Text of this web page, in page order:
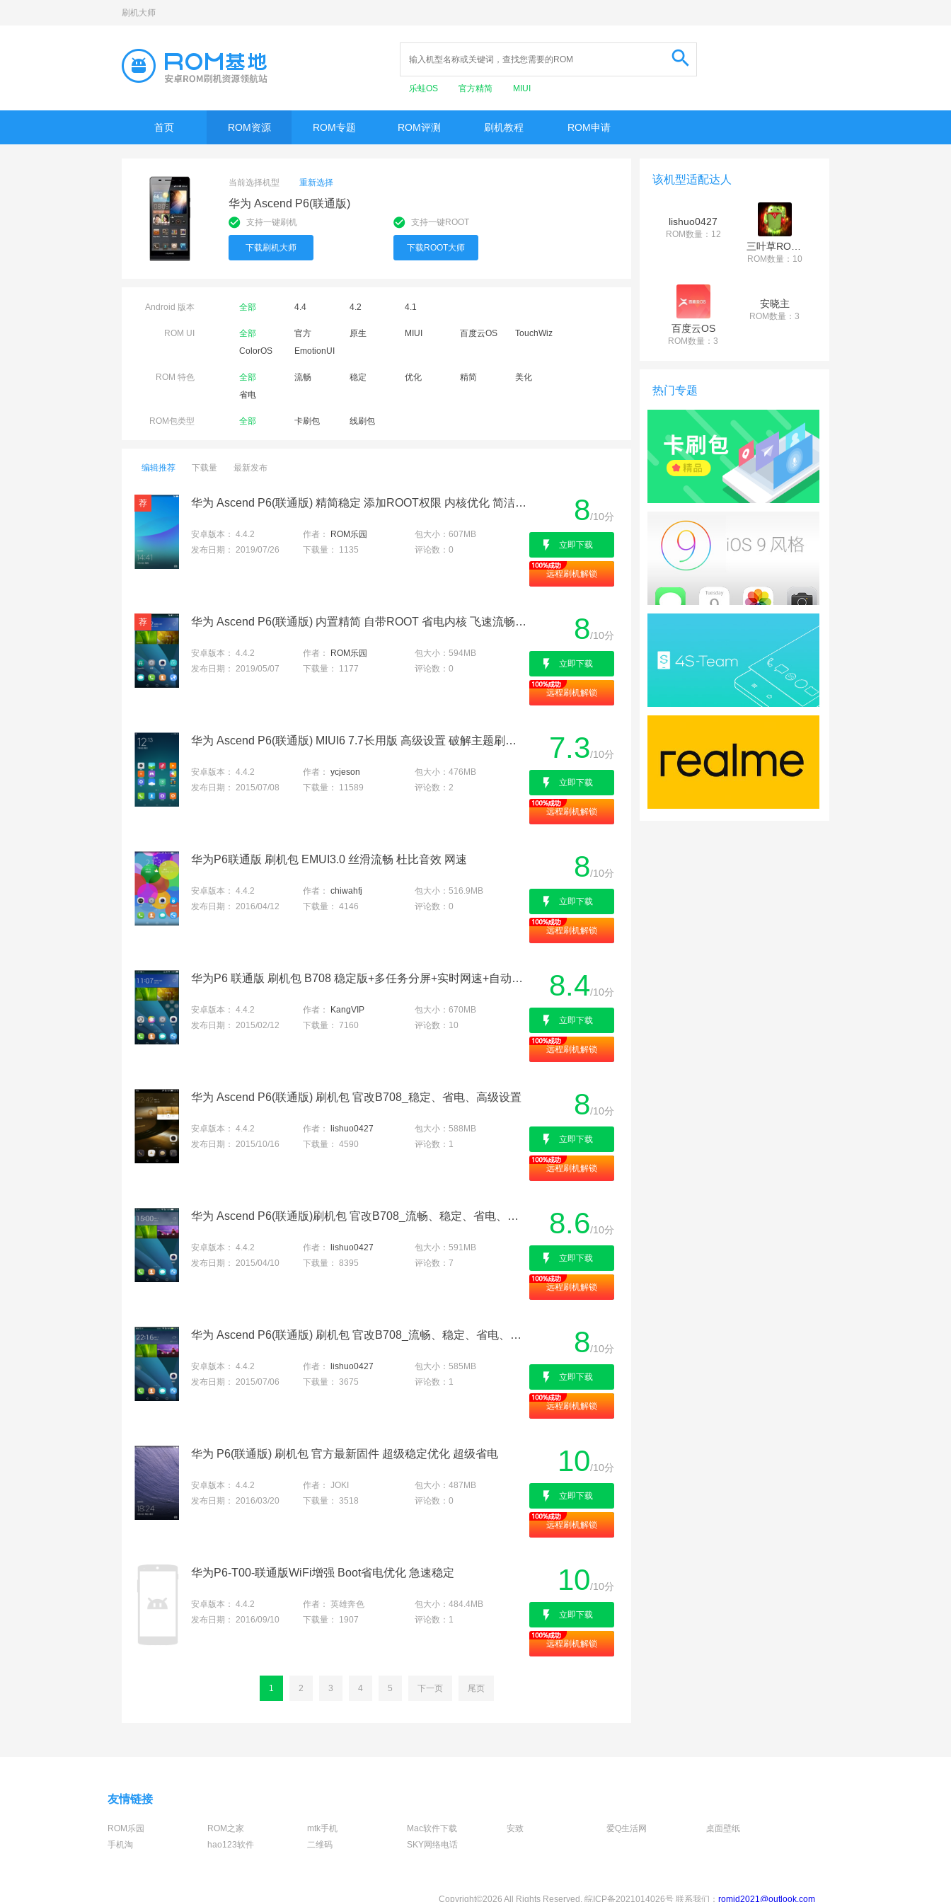
刷机大师
乐蛙OS 官方精简 MIUI
首页 ROM资源 ROM专题 ROM评测 刷机教程 ROM申请
当前选择机型 重新选择
华为 Ascend P6(联通版)
支持一键刷机
下载刷机大师
支持一键ROOT
下载ROOT大师
Android 版本 全部 4.4 4.2 4.1
ROM UI 全部 官方 原生 MIUI 百度云OS
TouchWiz
ColorOS
EmotionUI
ROM 特色 全部 流畅 稳定 优化 精简
美化
省电
ROM包类型 全部 卡刷包 线刷包
编辑推荐 下载量 最新发布
华为 Ascend P6(联通版) 精简稳定 添加ROOT权限 内核优化 简洁省电 飞速流畅
安卓版本： 4.4.2 作者： ROM乐园 包大小： 607MB
发布日期： 2019/07/26 下载量： 1135 评论数： 0
8/10分
立即下载
远程刷机解锁
华为 Ascend P6(联通版) 内置精简 自带ROOT 省电内核 飞速流畅 简洁稳定
安卓版本： 4.4.2 作者： ROM乐园 包大小： 594MB
发布日期： 2019/05/07 下载量： 1177 评论数： 0
8/10分
立即下载
远程刷机解锁
华为 Ascend P6(联通版) MIUI6 7.7长用版 高级设置 破解主题刷机包
安卓版本： 4.4.2 作者： ycjeson 包大小： 476MB
发布日期： 2015/07/08 下载量： 11589 评论数： 2
7.3/10分
立即下载
远程刷机解锁
华为P6联通版 刷机包 EMUI3.0 丝滑流畅 杜比音效 网速
安卓版本： 4.4.2 作者： chiwahfj 包大小： 516.9MB
发布日期： 2016/04/12 下载量： 4146 评论数： 0
8/10分
立即下载
远程刷机解锁
华为P6 联通版 刷机包 B708 稳定版+多任务分屏+实时网速+自动录音等
安卓版本： 4.4.2 作者： KangVIP 包大小： 670MB
发布日期： 2015/02/12 下载量： 7160 评论数： 10
8.4/10分
立即下载
远程刷机解锁
华为 Ascend P6(联通版) 刷机包 官改B708_稳定、省电、高级设置
安卓版本： 4.4.2 作者： lishuo0427 包大小： 588MB
发布日期： 2015/10/16 下载量： 4590 评论数： 1
8/10分
立即下载
远程刷机解锁
华为 Ascend P6(联通版)刷机包 官改B708_流畅、稳定、省电、全新高级设置v2
安卓版本： 4.4.2 作者： lishuo0427 包大小： 591MB
发布日期： 2015/04/10 下载量： 8395 评论数： 7
8.6/10分
立即下载
远程刷机解锁
华为 Ascend P6(联通版) 刷机包 官改B708_流畅、稳定、省电、高级设置v2.2
安卓版本： 4.4.2 作者： lishuo0427 包大小： 585MB
发布日期： 2015/07/06 下载量： 3675 评论数： 1
8/10分
立即下载
远程刷机解锁
华为 P6(联通版) 刷机包 官方最新固件 超级稳定优化 超级省电
安卓版本： 4.4.2 作者： JOKI 包大小： 487MB
发布日期： 2016/03/20 下载量： 3518 评论数： 0
10/10分
立即下载
远程刷机解锁
华为P6-T00-联通版WiFi增强 Boot省电优化 急速稳定
安卓版本： 4.4.2 作者： 英雄奔色 包大小： 484.4MB
发布日期： 2016/09/10 下载量： 1907 评论数： 1
10/10分
立即下载
远程刷机解锁
1 2 3 4 5 下一页 尾页
该机型适配达人
lishuo0427
ROM数量：12
三叶草ROM工作室
ROM数量：10
百度云OS
ROM数量：3
安晓主
ROM数量：3
热门专题
友情链接
ROM乐园 ROM之家 mtk手机 Mac软件下载 安致 爱Q生活网
桌面壁纸
手机淘
hao123软件 二维码 SKY网络电话
Copyright©2026 All Rights Reserved. 皖ICP备2021014026号 联系我们： romjd2021@outlook.com